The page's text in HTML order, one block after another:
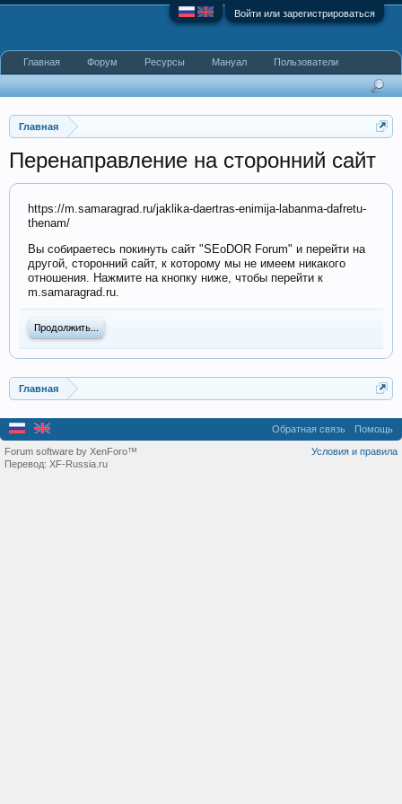
Войти или зарегистрироваться
Главная
Перенаправление на сторонний сайт
https://m.samaragrad.ru/jaklika-daertras-enimija-labanma-dafretu-
thenam/
Вы собираетесь покинуть сайт "SEoDOR Forum" и перейти на
другой, сторонний сайт, к которому мы не имеем никакого
отношения. Нажмите на кнопку ниже, чтобы перейти к
m.samaragrad.ru.
Продолжить...
Главная
Главная Форум Ресурсы Мануал Пользователи
Обратная связь Помощь
Условия и правила
Forum software by XenForo™
Перевод: XF-Russia.ru